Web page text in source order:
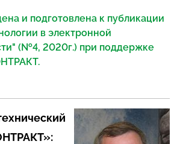
и подготовлена к публикации
в электронной
(№4, 2020г.) при поддержке